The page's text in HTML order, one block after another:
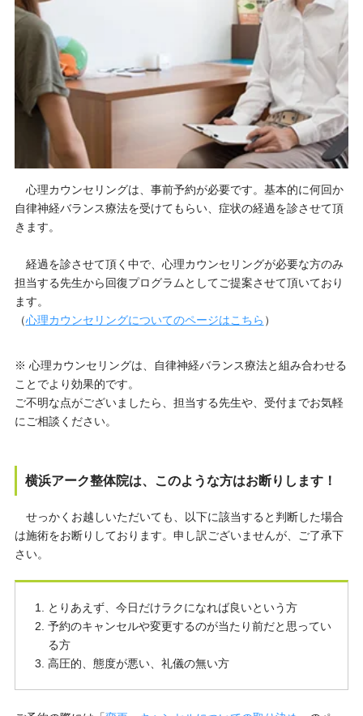
心理カウンセリングは、事前予約が必要です。基本的に何回か
自律神経バランス療法を受けてもらい、症状の経過を診させて頂
きます。
経過を診させて頂く中で、心理カウンセリングが必要な方のみ
担当する先生から回復プログラムとしてご提案させて頂いており
ます。
（心理カウンセリングについてのページはこちら ）
※ 心理カウンセリングは、自律神経バランス療法と組み合わせる
ことでより効果的です。
ご不明な点がございましたら、担当する先生や、受付までお気軽
にご相談ください。
横浜アーク整体院は、このような方はお断りします！
せっかくお越しいただいても、以下に該当すると判断した場合
は施術をお断りしております。申し訳ございませんが、ご了承下
さい。
とりあえず、今日だけラクになれば良いという方
予約のキャンセルや変更するのが当たり前だと思ってい
る方
高圧的、態度が悪い、礼儀の無い方